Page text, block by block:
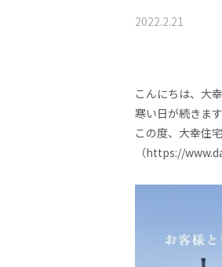
2022.2.21
こんにちは、大
寒い日が続きま
この度、大幸住
（https://